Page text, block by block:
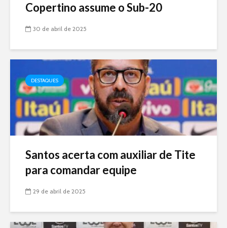
Copertino assume o Sub-20
30 de abril de 2025
DESTAQUES
Santos acerta com auxiliar de Tite
para comandar equipe
29 de abril de 2025